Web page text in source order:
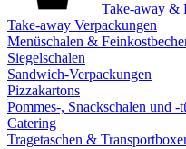
Take-away &
Take-away Verpackungen
Menüschalen &
Siegelschalen
Sandwich-Verpackungen
Pizzakartons
Pommes-, Snackschalen und -
Catering
Tragetaschen &